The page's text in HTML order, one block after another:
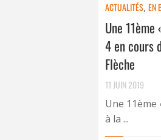
ACTUALITÉS, EN
Une
4 en cours
Flèche
11 JUIN 2019
Une 11ème
à la ...